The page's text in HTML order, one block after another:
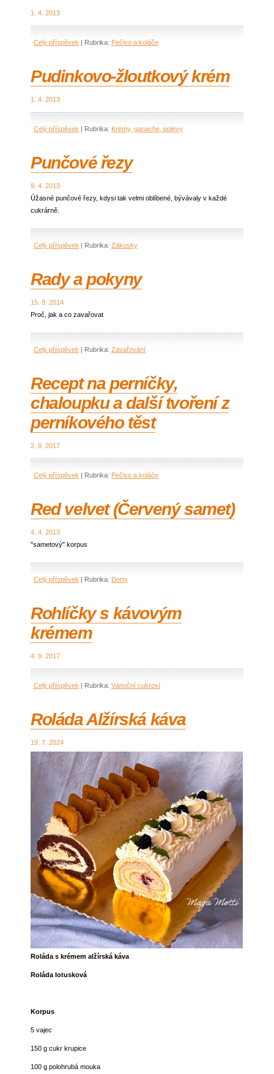
1. 4. 2013
Celý příspěvek | Rubrika: Pečivo a koláče
Pudinkovo-žloutkový krém
1. 4. 2013
Celý příspěvek | Rubrika: Krémy, ganache, polevy
Punčové řezy
9. 4. 2013
Úžasné punčové řezy, kdysi tak velmi oblíbené, bývávaly v každé
cukrárně.
Celý příspěvek | Rubrika: Zákusky
Rady a pokyny
15. 9. 2014
Proč, jak a co zavařovat
Celý příspěvek | Rubrika: Zavařování
Recept na perníčky,
chaloupku a další tvoření z
perníkového těst
2. 9. 2017
Celý příspěvek | Rubrika: Pečivo a koláče
Red velvet (Červený samet)
4. 4. 2013
"sametový" korpus
Celý příspěvek | Rubrika: Dorty
Rohlíčky s kávovým
krémem
4. 9. 2017
Celý příspěvek | Rubrika: Vánoční cukroví
Roláda Alžírská káva
19. 7. 2024
Roláda s krémem alžírská káva
Roláda lotusková
Korpus
5 vajec
150 g cukr krupice
100 g polohrubá mouka